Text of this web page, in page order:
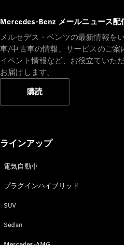
Mercedes-Benz メールニュース配
メルセデス・ベンツの最新情報を
車/中古車の情報、サービスのご案
イベント情報など、お役立ていた
お届けします。
購読
ラインアップ
電気自動車
プラグインハイブリッド
SUV
Sedan